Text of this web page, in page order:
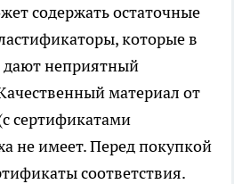
содержать остаточные
которые в
неприятный
материал от
сертификатами
не имеет. Перед покупкой
соответствия.